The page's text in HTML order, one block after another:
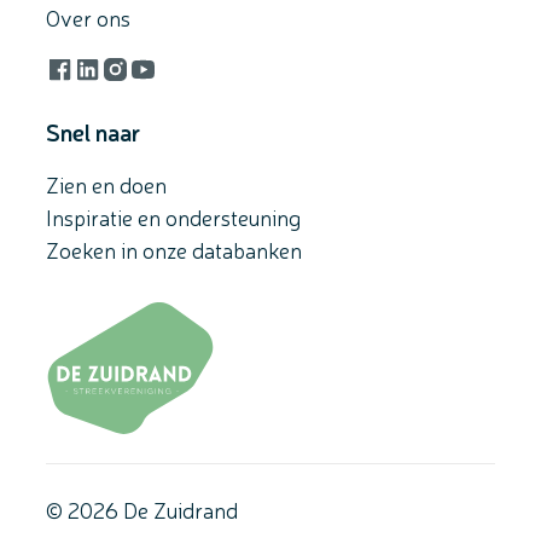
Over ons
Facebook
LinkedIn
Instagram
YouTube
Snel naar
Zien en doen
Inspiratie en ondersteuning
Zoeken in onze databanken
© 2026 De Zuidrand